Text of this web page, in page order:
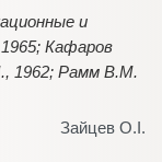
и
Кафаров
1962; Рамм В.М.
Зайцев О.І.